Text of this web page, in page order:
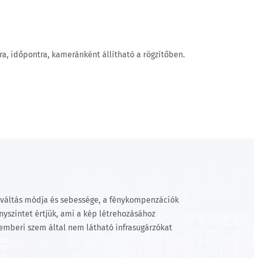
időpontra, kameránként állítható a rögzítőben.
módja és sebessége, a fénykompenzációk
értjük, ami a kép létrehozásához
szem által nem látható infrasugárzókat